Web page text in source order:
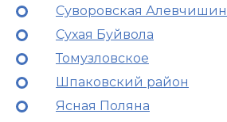
Суворовская
Сухая Буйвола
Томузловское
Шпаковский район
Ясная Поляна